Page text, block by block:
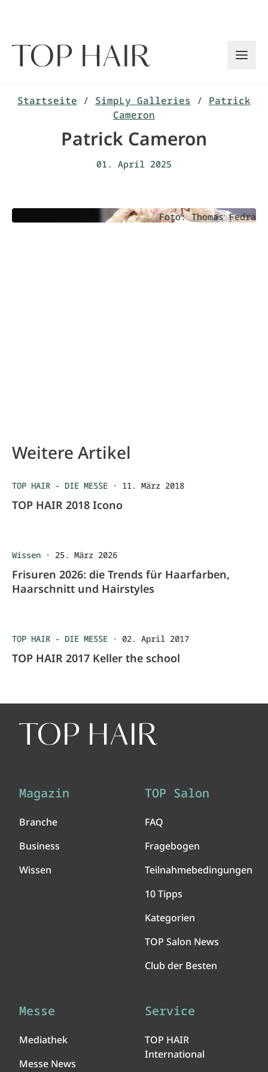
Startseite / SimpLy Galleries / Patrick
Cameron
Patrick Cameron
01. April 2025
Foto: Thomas Fedra
Weitere Artikel
TOP HAIR - DIE MESSE · 11. März 2018
TOP HAIR 2018 Icono
Wissen · 25. März 2026
Frisuren 2026: die Trends für Haarfarben,
Haarschnitt und Hairstyles
TOP HAIR - DIE MESSE · 02. April 2017
TOP HAIR 2017 Keller the school
Magazin
Branche
Business
Wissen
TOP Salon
FAQ
Fragebogen
Teilnahmebedingungen
10 Tipps
Kategorien
TOP Salon News
Club der Besten
Messe
Mediathek
Messe News
Service
TOP HAIR
International